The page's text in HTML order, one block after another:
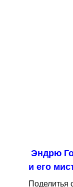
Эндрю
и его
Поделитья